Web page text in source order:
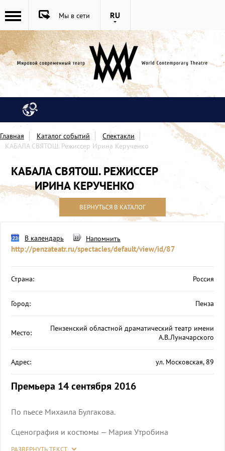
Мы в сети RU
Главная Каталог событий
Спектакли
КАБАЛА СВЯТОШ. Режиссер Ирина Керученко
КАБАЛА СВЯТОШ. РЕЖИССЕР
ИРИНА КЕРУЧЕНКО
ВЕРНУТЬСЯ В КАТАЛОГ
В календарь Напомнить
http://penzateatr.ru/spectacles/default/view/id/87
Страна: Россия
Город: Пенза
Место:
Пензенский областной драматический театр имени
А.В.Луначарского
Адрес: ул. Московская, 89
Премьера 14 сентября 2016
По пьесе Михаила Булгакова.
Сценография и костюмы — Мария Утробина
РАЗВЕРНУТЬ ТЕКСТ